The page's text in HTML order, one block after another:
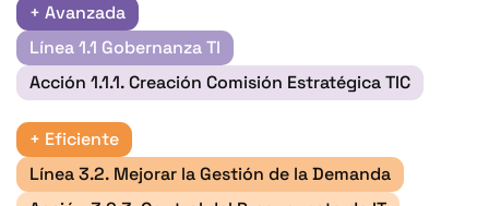
+ Avanzada
Línea 1.1 Gobernanza Tl
Acción 1.1.1. Creación Comisión Estratégica TIC
+ Eficiente
Línea 3.2. Mejorar la Gestión de la Demanda